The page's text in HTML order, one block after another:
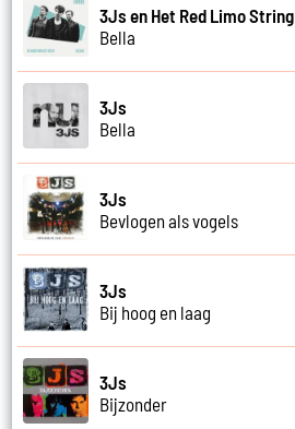
3Js en Het Red Limo
Bella
3Js
Bella
3Js
Bevlogen als vogels
3Js
Bij hoog en laag
3Js
Bijzonder